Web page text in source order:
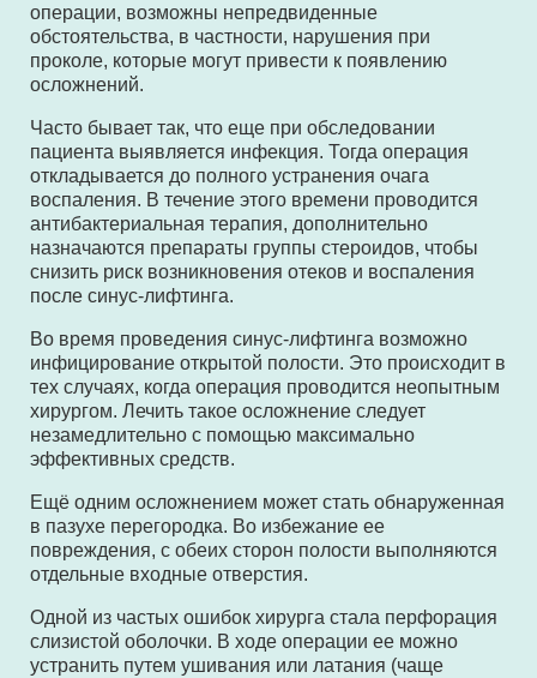
операции, возможны непредвиденные
обстоятельства, в частности, нарушения при
проколе, которые могут привести к появлению
осложнений.
Часто бывает так, что еще при обследовании
пациента выявляется инфекция. Тогда операция
откладывается до полного устранения очага
воспаления. В течение этого времени проводится
антибактериальная терапия, дополнительно
назначаются препараты группы стероидов, чтобы
снизить риск возникновения отеков и воспаления
после синус-лифтинга.
Во время проведения синус-лифтинга возможно
инфицирование открытой полости. Это происходит в
тех случаях, когда операция проводится неопытным
хирургом. Лечить такое осложнение следует
незамедлительно с помощью максимально
эффективных средств.
Ещё одним осложнением может стать обнаруженная
в пазухе перегородка. Во избежание ее
повреждения, с обеих сторон полости выполняются
отдельные входные отверстия.
Одной из частых ошибок хирурга стала перфорация
слизистой оболочки. В ходе операции ее можно
устранить путем ушивания или латания (чаще